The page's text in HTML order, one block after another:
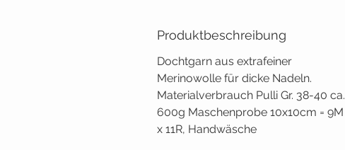
Produktbeschreibung
Dochtgarn aus extrafeiner
Merinowolle für dicke Nadeln.
Materialverbrauch Pulli Gr. 38-40 ca.
600g Maschenprobe 10x10cm = 9M
x 11R, Handwäsche